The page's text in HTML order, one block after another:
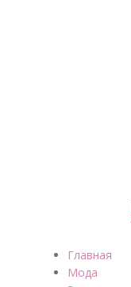
Главная
Мода